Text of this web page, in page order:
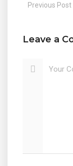
Previous Post
Leave a
Your